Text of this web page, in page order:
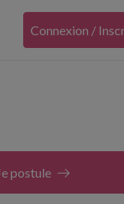
Connexion /
postule